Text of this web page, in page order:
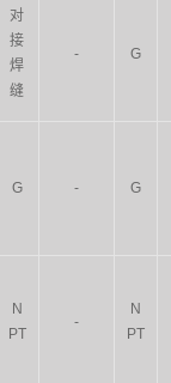
对
接
焊
缝
- G
G - G
N
PT
-
N
PT